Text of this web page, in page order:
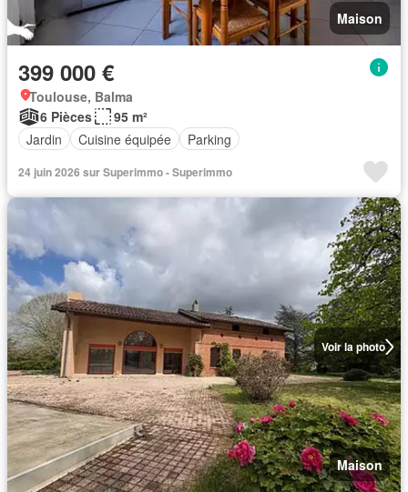
Maison
399 000 €
Toulouse, Balma
6 Pièces
95 m²
Jardin
Cuisine équipée Parking
24 juin 2026 sur Superimmo - Superimmo
Voir la photo
Maison